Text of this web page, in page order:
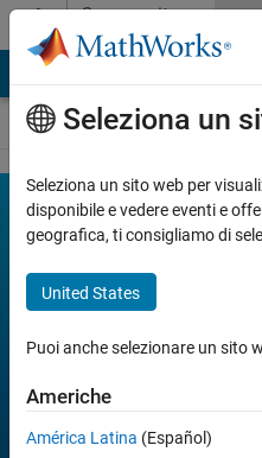
Vai al contenutoCommunity
Contests
MATLAB
Mini
Hack
Join
Discussions
Week 2
Week 4 All time
Seleziona un
Seleziona un sito web per
disponibile e vedere eventi e
geografica, ti consigliamo di
United States
Puoi anche selezionare un sito
Americhe
América Latina (Español)